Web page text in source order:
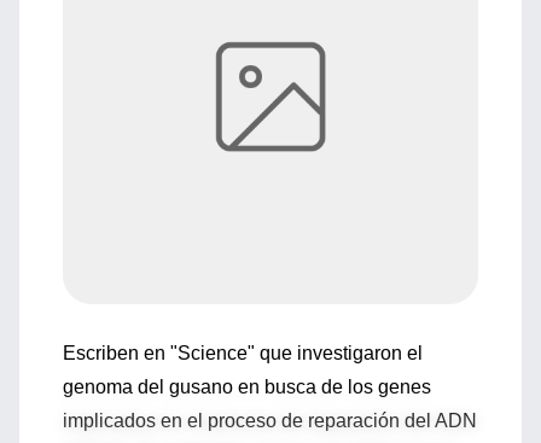
Escriben en "Science" que investigaron el
genoma del gusano en busca de los genes
implicados en el proceso de reparación del ADN